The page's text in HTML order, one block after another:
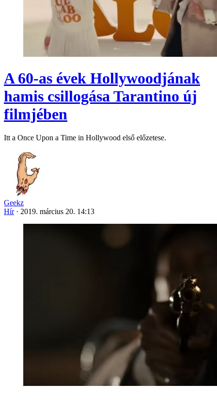
A 60-as évek Hollywoodjának
hamis csillogása Tarantino új
filmjében
Itt a Once Upon a Time in Hollywood első előzetese.
Geekz
Hír · 2019. március 20. 14:13